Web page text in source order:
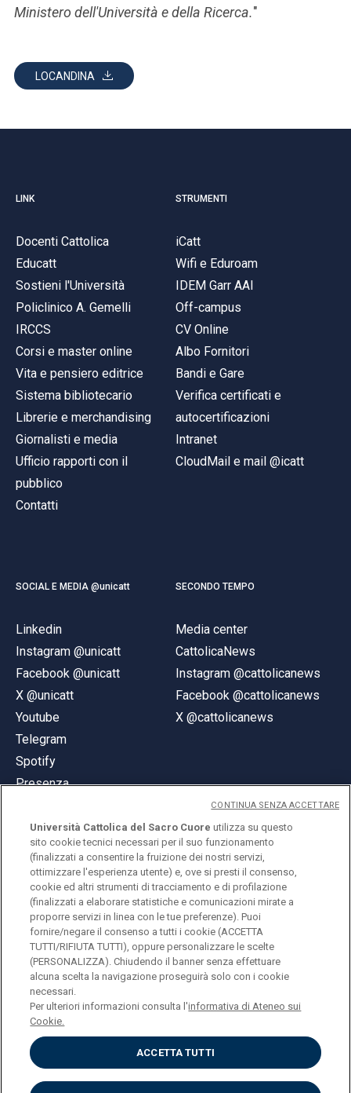
Ministero dell'Università e della Ricerca."
LOCANDINA
LINK
Docenti Cattolica
Educatt
Sostieni l'Università
Policlinico A. Gemelli
IRCCS
Corsi e master online
Vita e pensiero editrice
Sistema bibliotecario
Librerie e merchandising
Giornalisti e media
Ufficio rapporti con il
pubblico
Contatti
STRUMENTI
iCatt
Wifi e Eduroam
IDEM Garr AAI
Off-campus
CV Online
Albo Fornitori
Bandi e Gare
Verifica certificati e
autocertificazioni
Intranet
CloudMail e mail @icatt
SOCIAL E MEDIA @unicatt
Linkedin
Instagram @unicatt
Facebook @unicatt
X @unicatt
Youtube
Telegram
Spotify
Presenza
SECONDO TEMPO
Media center
CattolicaNews
Instagram @cattolicanews
Facebook @cattolicanews
X @cattolicanews
© Università Cattolica del Sacro Cuore
Largo A. Gemelli 1, 20123 Milano
PI 02133120150
ENGLISH
Privacy
Accessibilità
Università Cattolica del Sacro Cuore utilizza su questo
sito cookie tecnici necessari per il suo funzionamento
(finalizzati a consentire la fruizione dei nostri servizi,
ottimizzare l'esperienza utente) e, ove si presti il consenso,
cookie ed altri strumenti di tracciamento e di profilazione
(finalizzati a elaborare statistiche e comunicazioni mirate a
proporre servizi in linea con le tue preferenze). Puoi
fornire/negare il consenso a tutti i cookie (ACCETTA
TUTTI/RIFIUTA TUTTI), oppure personalizzare le scelte
(PERSONALIZZA). Chiudendo il banner senza effettuare
alcuna scelta la navigazione proseguirà solo con i cookie
necessari.
Per ulteriori informazioni consulta l'informativa di Ateneo sui
Cookie.
ACCETTA TUTTI
CONTINUA SENZA ACCETTARE